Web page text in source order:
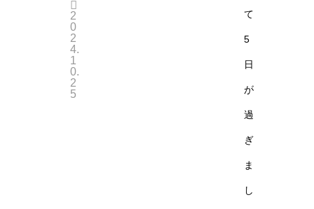
2
0
2
4.
1
0.
2
5
て
5
日
が
過
ぎ
ま
し